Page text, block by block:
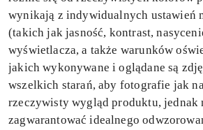
wynikają z indywidualnych ustawień
(takich jak jasność, kontrast,
wyświetlacza, a także warunków
jakich wykonywane i oglądane są
wszelkich starań, aby fotografie jak
rzeczywisty wygląd produktu, jednak
zagwarantować idealnego